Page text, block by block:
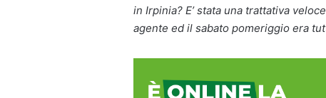
in Irpinia? E’ stata una trattativa
agente ed il sabato pomeriggio era